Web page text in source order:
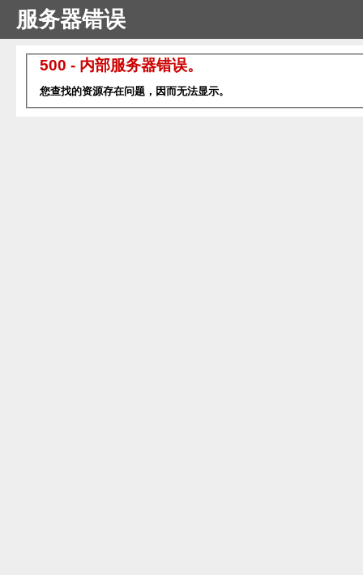
服务器错误
500 - 内部服务器错误。
您查找的资源存在问题，因而无法显示。